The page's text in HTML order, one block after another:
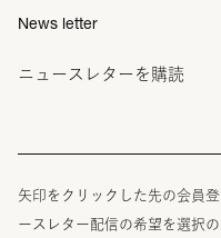
News letter
ニュースレターを購読
矢印をクリックした先の会員
ースレター配信の希望を選択